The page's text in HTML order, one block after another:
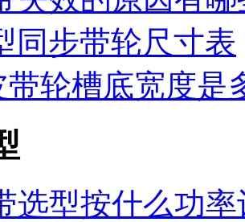
同步带轮尺寸表
带轮槽底宽度是
选型按什么功率